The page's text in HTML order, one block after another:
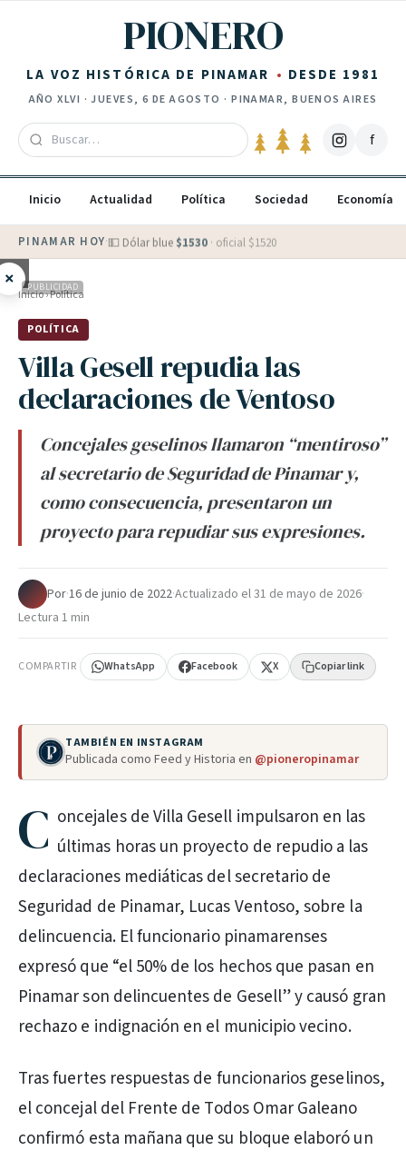
PIONERO
LA VOZ HISTÓRICA DE PINAMAR DESDE 1981
AÑOXLVI ·JUEVES, 6 DE AGOSTO · PINAMAR, BUENOS AIRES
f
Inicio Actualidad Política Sociedad Economía
PINAMAR HOY·💵 Dólar blue $1530 · oficial $1520
× PUBLICIDAD
Inicio›Política
POLÍTICA
Villa Gesell repudia las
declaraciones de Ventoso
Concejales geselinos llamaron “mentiroso”
al secretario de Seguridad de Pinamar y,
como consecuencia, presentaron un
proyecto para repudiar sus expresiones.
Por·16 de junio de 2022·Actualizado el31 de mayo de 2026·
Lectura 1 min
COMPARTIR WhatsApp Facebook X Copiar link
TAMBIÉN EN INSTAGRAM
Publicada como Feed y Historia en @pioneropinamar
C oncejales de Villa Gesell impulsaron en las
últimas horas un proyecto de repudio a las
declaraciones mediáticas del secretario de
Seguridad de Pinamar, Lucas Ventoso, sobre la
delincuencia. El funcionario pinamarenses
expresó que “el 50% de los hechos que pasan en
Pinamar son delincuentes de Gesell” y causó gran
rechazo e indignación en el municipio vecino.
Tras fuertes respuestas de funcionarios geselinos,
el concejal del Frente de Todos Omar Galeano
confirmó esta mañana que su bloque elaboró un